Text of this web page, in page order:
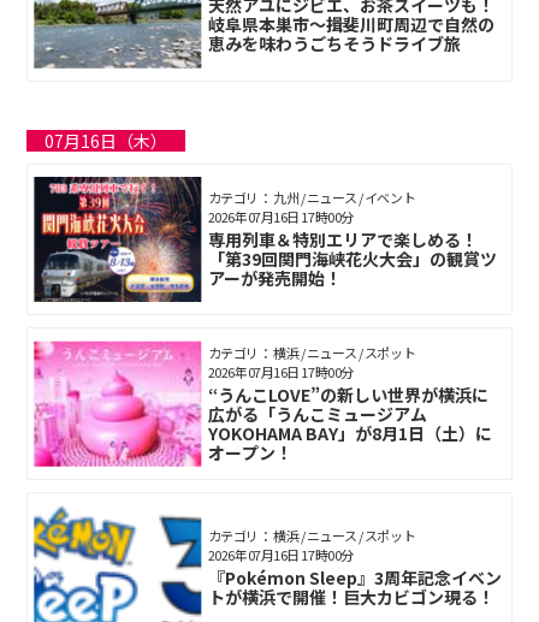
天然アユにジビエ、お茶スイーツも！
岐阜県本巣市～揖斐川町周辺で自然の
恵みを味わうごちそうドライブ旅
07月16日（木）
カテゴリ： 九州 / ニュース / イベント
専用列車＆特別エリアで楽しめる！
「第39回関門海峡花火大会」の観賞ツ
アーが発売開始！
2026年07月16日 17時00分
カテゴリ： 横浜 / ニュース / スポット
“うんこLOVE”の新しい世界が横浜に
広がる「うんこミュージアム
YOKOHAMA BAY」が8月1日（土）に
オープン！
2026年07月16日 17時00分
カテゴリ： 横浜 / ニュース / スポット
『Pokémon Sleep』3周年記念イベン
トが横浜で開催！巨大カビゴン現る！
2026年07月16日 17時00分